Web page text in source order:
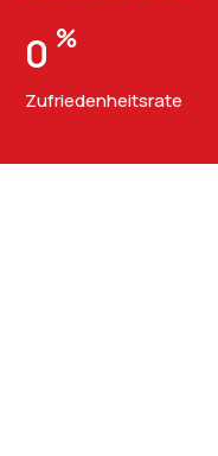
0 %
Zufriedenheitsrate